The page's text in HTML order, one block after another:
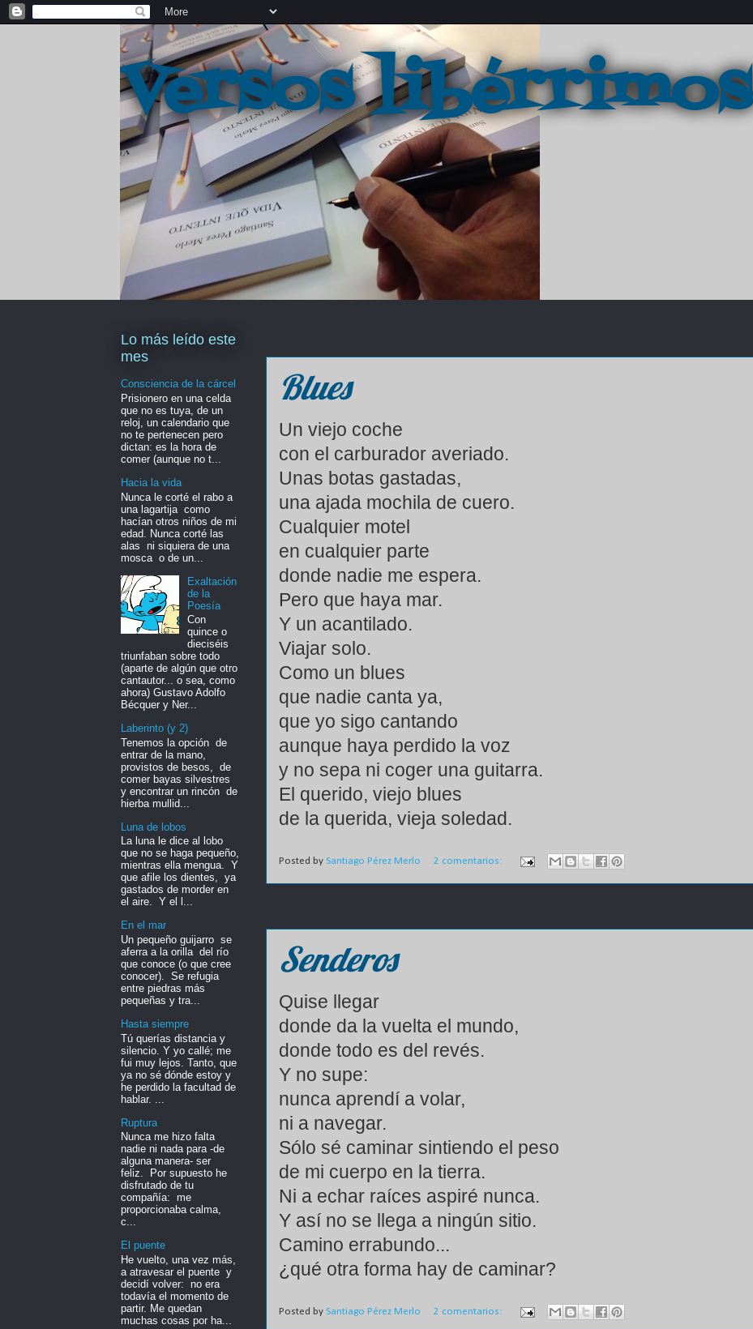
Versos libérrimos
Blues
Un viejo coche
con el carburador averiado.
Unas botas gastadas,
una ajada mochila de cuero.
Cualquier motel
en cualquier parte
donde nadie me espera.
Pero que haya mar.
Y un acantilado.
Viajar solo.
Como un blues
que nadie canta ya,
que yo sigo cantando
aunque haya perdido la voz
y no sepa ni coger una guitarra.
El querido, viejo blues
de la querida, vieja soledad.
Posted by Santiago Pérez Merlo 2 comentarios:
Senderos
Quise llegar
donde da la vuelta el mundo,
donde todo es del revés.
Y no supe:
nunca aprendí a volar,
ni a navegar.
Sólo sé caminar sintiendo el peso
de mi cuerpo en la tierra.
Ni a echar raíces aspiré nunca.
Y así no se llega a ningún sitio.
Camino errabundo...
¿qué otra forma hay de caminar?
Posted by Santiago Pérez Merlo 2 comentarios:
Lo más leído este
mes
Consciencia de la cárcel
Prisionero en una celda
que no es tuya, de un
reloj, un calendario que
no te pertenecen pero
dictan: es la hora de
comer (aunque no t...
Hacia la vida
Nunca le corté el rabo a
una lagartija como
hacían otros niños de mi
edad. Nunca corté las
alas ni siquiera de una
mosca o de un...
Exaltación
de la
Poesía
Con
quince o
dieciséis
triunfaban sobre todo
(aparte de algún que otro
cantautor... o sea, como
ahora) Gustavo Adolfo
Bécquer y Ner...
Laberinto (y 2)
Tenemos la opción de
entrar de la mano,
provistos de besos, de
comer bayas silvestres
y encontrar un rincón de
hierba mullid...
Luna de lobos
La luna le dice al lobo
que no se haga pequeño,
mientras ella mengua. Y
que afile los dientes, ya
gastados de morder en
el aire. Y el l...
En el mar
Un pequeño guijarro se
aferra a la orilla del río
que conoce (o que cree
conocer). Se refugia
entre piedras más
pequeñas y tra...
Hasta siempre
Tú querías distancia y
silencio. Y yo callé; me
fui muy lejos. Tanto, que
ya no sé dónde estoy y
he perdido la facultad de
hablar. ...
Ruptura
Nunca me hizo falta
nadie ni nada para -de
alguna manera- ser
feliz. Por supuesto he
disfrutado de tu
compañía: me
proporcionaba calma,
c...
El puente
He vuelto, una vez más,
a atravesar el puente y
decidí volver: no era
todavía el momento de
partir. Me quedan
muchas cosas por ha...